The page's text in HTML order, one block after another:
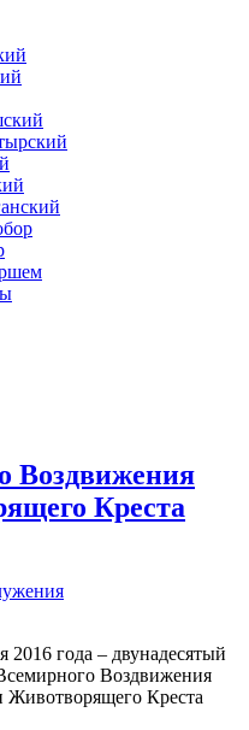
Воздвижения
Креста
2016 года – двунадесятый
Воздвижения
Животворящего Креста